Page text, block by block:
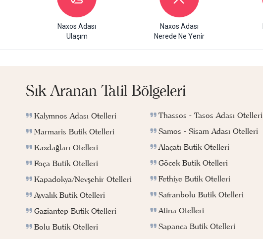
Naxos Adası
Ulaşım
Naxos Adası
Nerede Ne Yenir
Sık Aranan Tatil Bölgeleri
Kalymnos Adası Otelleri
Marmaris Butik Otelleri
Kazdağları Otelleri
Foça Butik Otelleri
Kapadokya/Nevşehir Otelleri
Ayvalık Butik Otelleri
Gaziantep Butik Otelleri
Bolu Butik Otelleri
Thassos - Tasos Adası Otelleri
Samos - Sisam Adası Otelleri
Alaçatı Butik Otelleri
Göcek Butik Otelleri
Fethiye Butik Otelleri
Safranbolu Butik Otelleri
Atina Otelleri
Sapanca Butik Otelleri